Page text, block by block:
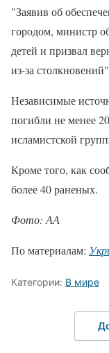
"Заявив об
городом, министр
детей и призвал
из-за
Независимые
погибли не менее
исламистской
Кроме того, как
более 40 раненых.
Фото: АА
По материалам:
Категории: В мире